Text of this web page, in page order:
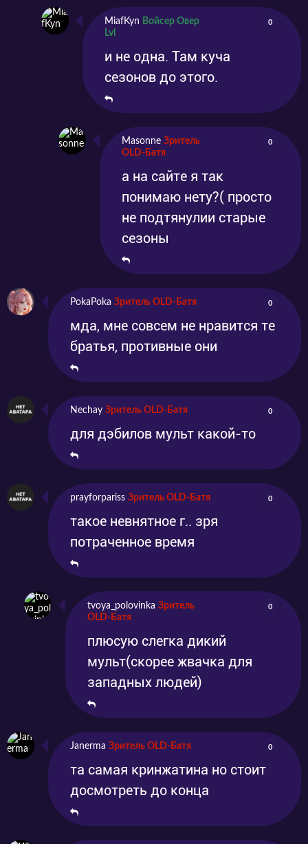
MiafKyn Войсер Овер
Lvl
0
и не одна. Там куча
сезонов до этого.
Masonne Зритель
OLD-Батя
0
а на сайте я так
понимаю нету?( просто
не подтянулии старые
сезоны
PokaPoka Зритель OLD-Батя 0
мда, мне совсем не нравится те
братья, противные они
Nechay Зритель OLD-Батя 0
для дэбилов мульт какой-то
prayforpariss Зритель OLD-Батя 0
такое невнятное г.. зря
потраченное время
tvoya_polovinka Зритель
OLD-Батя
0
плюсую слегка дикий
мульт(скорее жвачка для
западных людей)
Janerma Зритель OLD-Батя 0
та самая кринжатина но стоит
досмотреть до конца